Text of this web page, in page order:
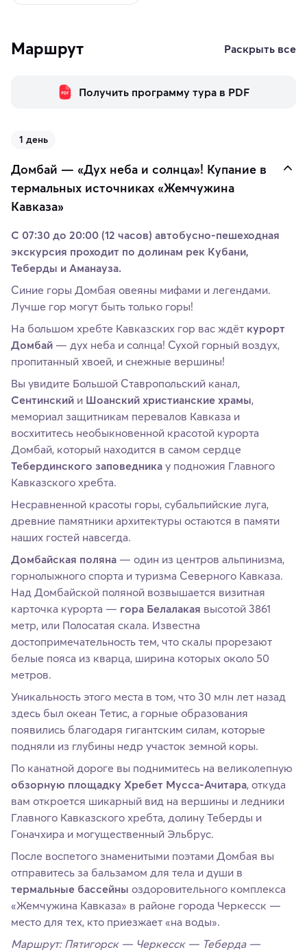
Маршрут Раскрыть все
Получить программу тура в PDF
1 день
Домбай — «Дух неба и солнца»! Купание в
термальных источниках «Жемчужина
Кавказа»
С 07:30 до 20:00 (12 часов) автобусно-пешеходная
экскурсия проходит по долинам рек Кубани,
Теберды и Аманауза.
Синие горы Домбая овеяны мифами и легендами.
Лучше гор могут быть только горы!
На большом хребте Кавказских гор вас ждёт курорт
Домбай — дух неба и солнца! Сухой горный воздух,
пропитанный хвоей, и снежные вершины!
Вы увидите Большой Ставропольский канал,
Сентинский и Шоанский христианские храмы,
мемориал защитникам перевалов Кавказа и
восхититесь необыкновенной красотой курорта
Домбай, который находится в самом сердце
Тебердинского заповедника у подножия Главного
Кавказского хребта.
Несравненной красоты горы, субальпийские луга,
древние памятники архитектуры остаются в памяти
наших гостей навсегда.
Домбайская поляна — один из центров альпинизма,
горнолыжного спорта и туризма Северного Кавказа.
Над Домбайской поляной возвышается визитная
карточка курорта — гора Белалакая высотой 3861
метр, или Полосатая скала. Известна
достопримечательность тем, что скалы прорезают
белые пояса из кварца, ширина которых около 50
метров.
Уникальность этого места в том, что 30 млн лет назад
здесь был океан Тетис, а горные образования
появились благодаря гигантским силам, которые
подняли из глубины недр участок земной коры.
По канатной дороге вы поднимитесь на великолепную
обзорную площадку Хребет Мусса-Ачитара, откуда
вам откроется шикарный вид на вершины и ледники
Главного Кавказского хребта, долину Теберды и
Гоначхира и могущественный Эльбрус.
После воспетого знаменитыми поэтами Домбая вы
отправитесь за бальзамом для тела и души в
термальные бассейны оздоровительного комплекса
«Жемчужина Кавказа» в районе города Черкесск —
место для тех, кто приезжает «на воды».
Маршрут: Пятигорск — Черкесск — Теберда —